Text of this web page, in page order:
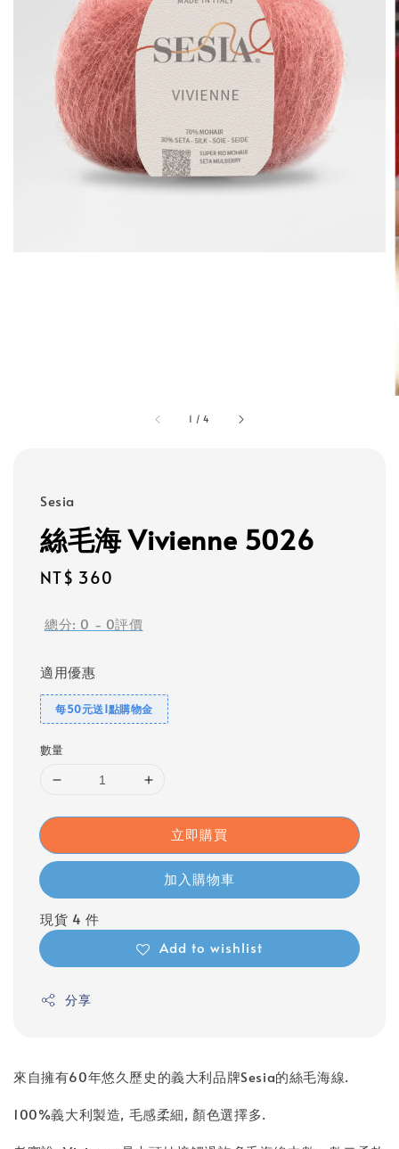
1 /4
Sesia
絲毛海 Vivienne 5026
Regular
NT$ 360
總分: 0 - 0評價
適用優惠
每50元送1點購物金
數量
立即購買
加入購物車
現貨 4 件
Add to wishlist
分享
來自擁有60年悠久歷史的義大利品牌Sesia的絲毛海線.
100%義大利製造, 毛感柔細, 顏色選擇多.